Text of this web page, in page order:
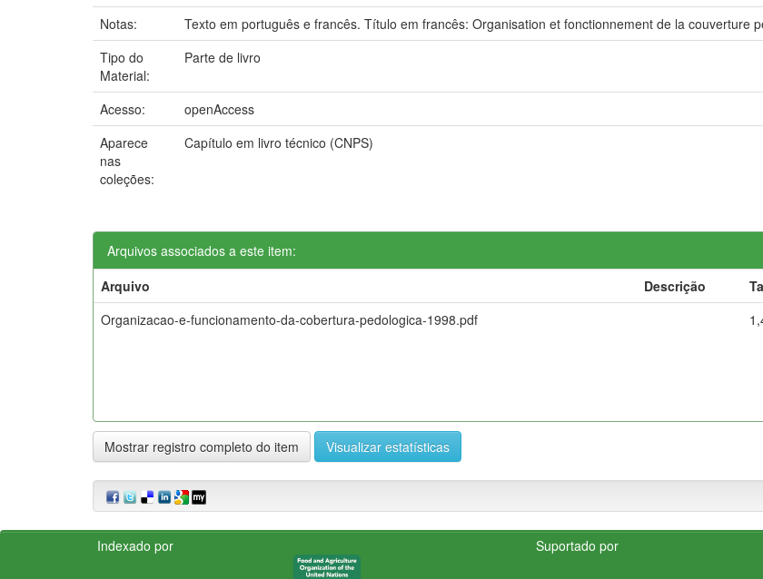
Notas:
Texto em português e francês. Título em francês: Organisation et fonctionnement de la couverture
Tipo do
Material:
Parte de livro
Acesso:
openAccess
Aparece
nas
coleções:
Capítulo em livro técnico (CNPS)
Arquivos associados a este item:
Arquivo
Descrição
Organizacao-e-funcionamento-da-cobertura-pedologica-1998.pdf
Mostrar registro completo do item Visualizar estatísticas
Indexado por Suportado por